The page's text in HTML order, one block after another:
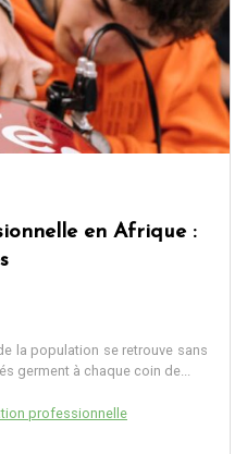
en Afrique :
la population se retrouve sans
germent à chaque coin de...
professionnelle